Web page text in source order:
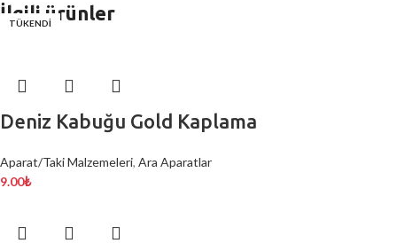
İlgili ürünler
Deniz Kabuğu Gold Kaplama
Aparat/Taki Malzemeleri, Ara Aparatlar
9.00₺
HOT
TÜKENDİ